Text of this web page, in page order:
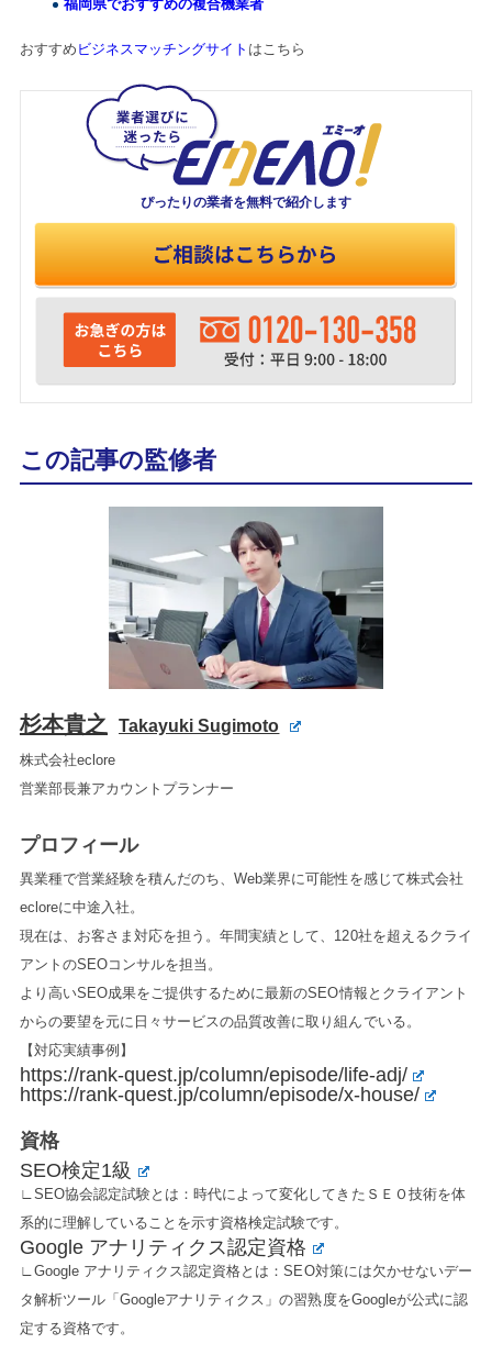
福岡県でおすすめの複合機業者
おすすめ ビジネスマッチングサイト はこちら
ぴったりの業者を無料で紹介します
この記事の監修者
杉本貴之 Takayuki Sugimoto
株式会社eclore
営業部長兼アカウントプランナー
プロフィール
異業種で営業経験を積んだのち、Web業界に可能性を感じて株式会社
ecloreに中途入社。
現在は、お客さま対応を担う。年間実績として、120社を超えるクライ
アントのSEOコンサルを担当。
より高いSEO成果をご提供するために最新のSEO情報とクライアント
からの要望を元に日々サービスの品質改善に取り組んでいる。
【対応実績事例】
https://rank-quest.jp/column/episode/life-adj/
https://rank-quest.jp/column/episode/x-house/
資格
SEO検定1級
∟SEO協会認定試験とは：時代によって変化してきたＳＥＯ技術を体
系的に理解していることを示す資格検定試験です。
Google アナリティクス認定資格
∟Google アナリティクス認定資格とは：SEO対策には欠かせないデー
タ解析ツール「Googleアナリティクス」の習熟度をGoogleが公式に認
定する資格です。